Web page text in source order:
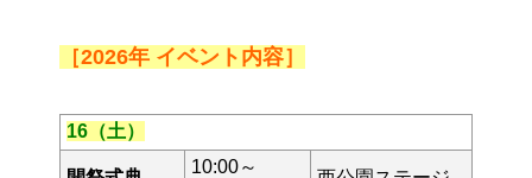
［2026年 イベント内容］
16（土）
10:00～